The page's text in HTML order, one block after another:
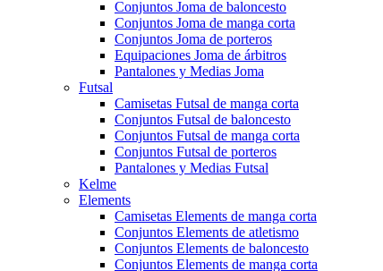
Conjuntos Joma de baloncesto
Conjuntos Joma de manga corta
Conjuntos Joma de porteros
Equipaciones Joma de árbitros
Pantalones y Medias Joma
Futsal
Camisetas Futsal de manga corta
Conjuntos Futsal de baloncesto
Conjuntos Futsal de manga corta
Conjuntos Futsal de porteros
Pantalones y Medias Futsal
Kelme
Elements
Camisetas Elements de manga corta
Conjuntos Elements de atletismo
Conjuntos Elements de baloncesto
Conjuntos Elements de manga corta